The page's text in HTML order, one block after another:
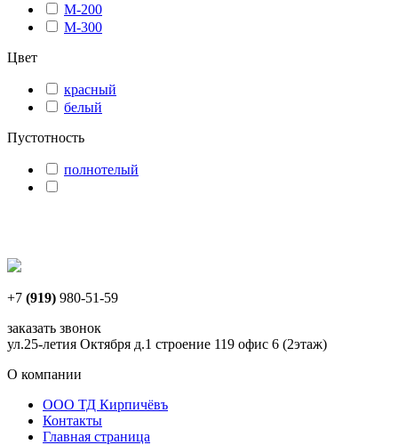
М-200
М-300
Цвет
красный
белый
Пустотность
полнотелый
+7 (919) 980-51-59
заказать звонок
ул.25-летия Октября д.1 строение 119 офис 6 (2этаж)
О компании
ООО ТД Кирпичёвъ
Контакты
Главная страница